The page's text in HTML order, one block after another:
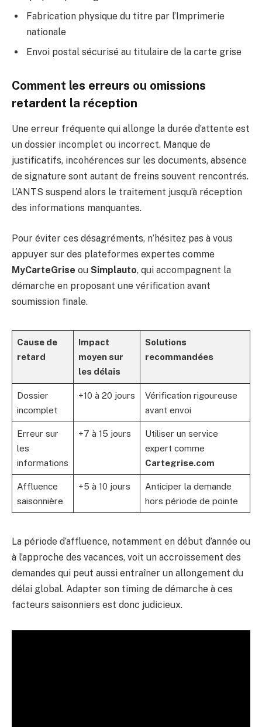
Fabrication physique du titre par l’Imprimerie
nationale
Envoi postal sécurisé au titulaire de la carte grise
Comment les erreurs ou omissions
retardent la réception
Une erreur fréquente qui allonge la durée d’attente est
un dossier incomplet ou incorrect. Manque de
justificatifs, incohérences sur les documents, absence
de signature sont autant de freins souvent rencontrés.
L’ANTS suspend alors le traitement jusqu’à réception
des informations manquantes.
Pour éviter ces désagréments, n’hésitez pas à vous
appuyer sur des plateformes expertes comme
MyCarteGrise ou Simplauto, qui accompagnent la
démarche en proposant une vérification avant
soumission finale.
Cause de
retard
Impact
moyen sur
les délais
Solutions
recommandées
Dossier
incomplet
+10 à 20 jours
Vérification rigoureuse
avant envoi
Erreur sur
les
informations
+7 à 15 jours
Utiliser un service
expert comme
Cartegrise.com
Affluence
saisonnière
+5 à 10 jours
Anticiper la demande
hors période de pointe
La période d’affluence, notamment en début d’année ou
à l’approche des vacances, voit un accroissement des
demandes qui peut aussi entraîner un allongement du
délai global. Adapter son timing de démarche à ces
facteurs saisonniers est donc judicieux.